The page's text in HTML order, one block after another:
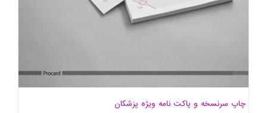
چاپ سرنسخه و پاکت نامه ویژه پزشکان